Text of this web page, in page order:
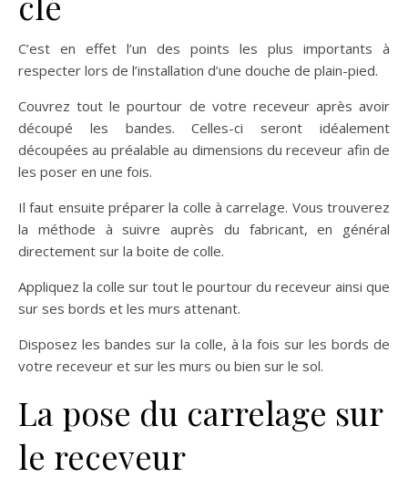
C’est en effet l’un des points les plus importants à
respecter lors de l’installation d’une douche de plain-pied.
Couvrez tout le pourtour de votre receveur après avoir
découpé les bandes. Celles-ci seront idéalement
découpées au préalable au dimensions du receveur afin de
les poser en une fois.
Il faut ensuite préparer la colle à carrelage. Vous trouverez
la méthode à suivre auprès du fabricant, en général
directement sur la boite de colle.
Appliquez la colle sur tout le pourtour du receveur ainsi que
sur ses bords et les murs attenant.
Disposez les bandes sur la colle, à la fois sur les bords de
votre receveur et sur les murs ou bien sur le sol.
La pose du carrelage sur
le receveur